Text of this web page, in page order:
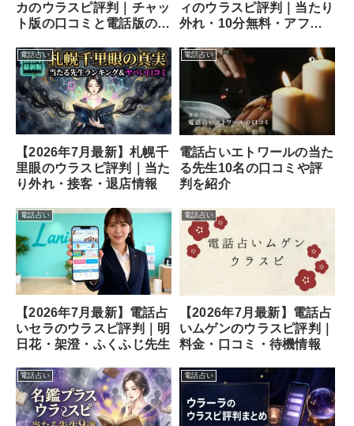
カのウラスピ評判｜チャッ
ト版の口コミと電話版の違
ィのウラスピ評判｜当たり
外れ・10分無料・アフメ
電話占い
【2026年7月最新】札幌千
里眼のウラスピ評判｜当た
り外れ・接客・退店情報
電話占い
電話占いエトワールの当た
る先生10名の口コミや評
判を紹介
電話占い
【2026年7月最新】電話占
いセラのウラスピ評判｜明
日花・架澄・ふくふじ先生
電話占い
【2026年7月最新】電話占
いムゲンのウラスピ評判｜
料金・口コミ・待機情報
電話占い 電話占い